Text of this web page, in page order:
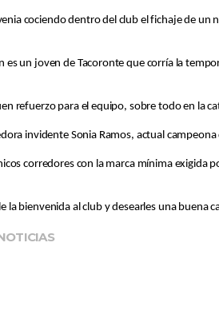
cociendo dentro del club el fichaje de
es un joven de Tacoronte que corría la
refuerzo para el equipo, sobre todo en la
invidente Sonia Ramos, actual
corredores con la marca mínima
la bienvenida al club y desearles una buena